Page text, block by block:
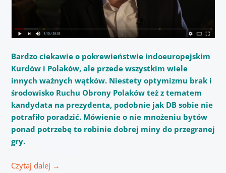
Bardzo ciekawie o pokrewieństwie indoeuropejskim
Kurdów i Polaków, ale przede wszystkim wiele
innych ważnych wątków. Niestety optymizmu brak i
środowisko Ruchu Obrony Polaków też z tematem
kandydata na prezydenta, podobnie jak DB sobie nie
potrafiło poradzić. Mówienie o nie mnożeniu bytów
ponad potrzebę to robinie dobrej miny do przegranej
gry.
Czytaj dalej →